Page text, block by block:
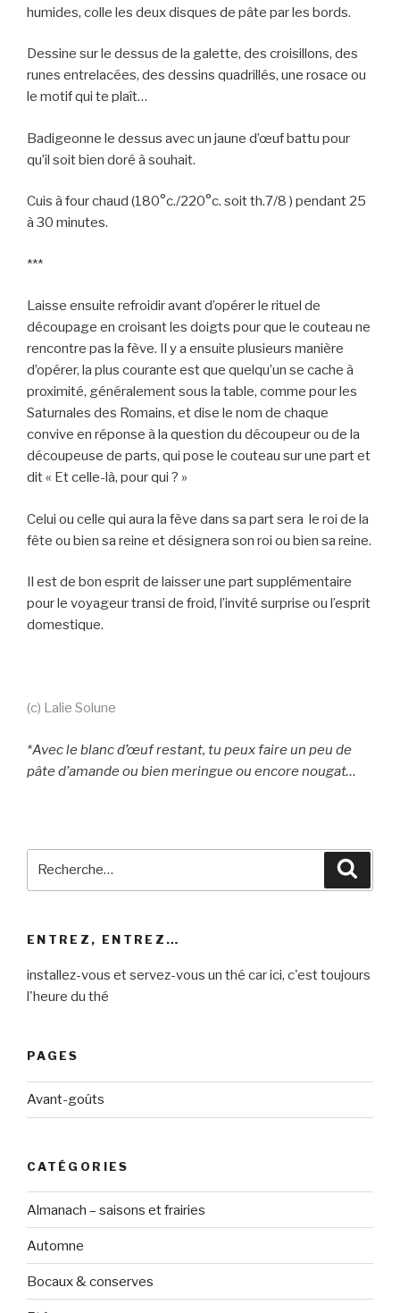
humides, colle les deux disques de pâte par les bords.
Dessine sur le dessus de la galette, des croisillons, des
runes entrelacées, des dessins quadrillés, une rosace ou
le motif qui te plaît…
Badigeonne le dessus avec un jaune d’œuf battu pour
qu’il soit bien doré à souhait.
Cuis à four chaud (180°c./220°c. soit th.7/8 ) pendant 25
à 30 minutes.
***
Laisse ensuite refroidir avant d’opérer le rituel de
découpage en croisant les doigts pour que le couteau ne
rencontre pas la fève. Il y a ensuite plusieurs manière
d’opérer, la plus courante est que quelqu’un se cache à
proximité, généralement sous la table, comme pour les
Saturnales des Romains, et dise le nom de chaque
convive en réponse à la question du découpeur ou de la
découpeuse de parts, qui pose le couteau sur une part et
dit « Et celle-là, pour qui ? »
Celui ou celle qui aura la fève dans sa part sera le roi de la
fête ou bien sa reine et désignera son roi ou bien sa reine.
Il est de bon esprit de laisser une part supplémentaire
pour le voyageur transi de froid, l’invité surprise ou l’esprit
domestique.
(c) Lalie Solune
*Avec le blanc d’œuf restant, tu peux faire un peu de
pâte d’amande ou bien meringue ou encore nougat…
ENTREZ, ENTREZ…
installez-vous et servez-vous un thé car ici, c'est toujours
l'heure du thé
PAGES
Avant-goûts
CATÉGORIES
Almanach – saisons et frairies
Automne
Bocaux & conserves